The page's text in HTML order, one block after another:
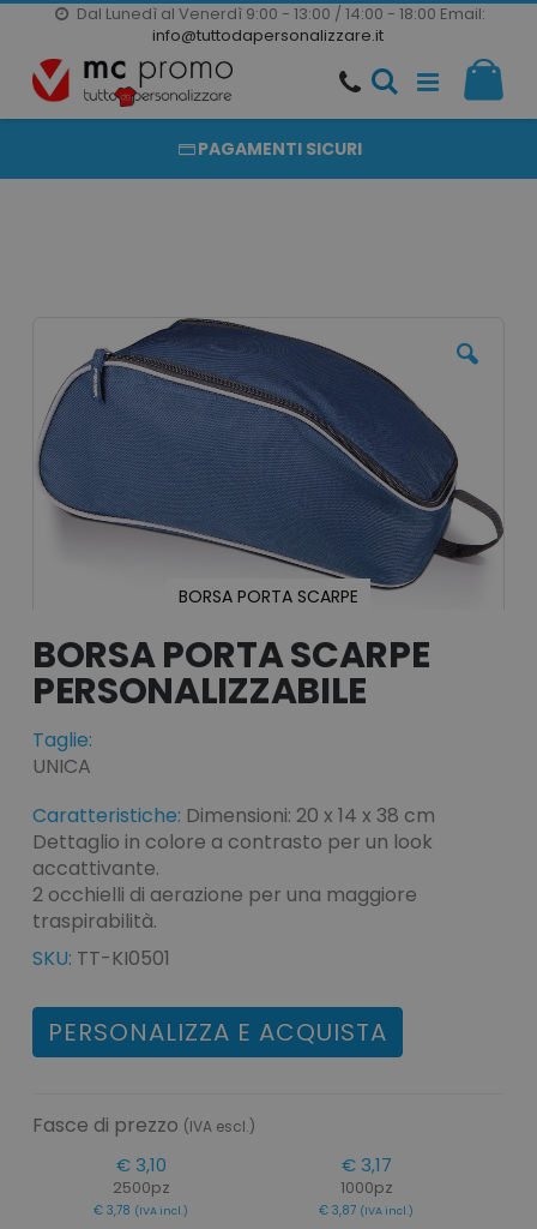
Dal Lunedì al Venerdì 9:00 - 13:00 / 14:00 - 18:00 Email:
info@tuttodapersonalizzare.it
Salta
al
contenuto
20000 PRODOTTI
PRODOTTI COMPLETAMENTE PERSONALIZZABILI
PAGAMENTI SICURI
della
galleria
di
immagini
BORSA PORTA SCARPE
all'inizio
della
galleria
di
BORSA PORTA SCARPE
Taglie:
UNICA
Caratteristiche: Dimensioni: 20 x 14 x 38 cm
Dettaglio in colore a contrasto per un look
accattivante.
2 occhielli di aerazione per una maggiore
traspirabilità.
SKU: TT-KI0501
PERSONALIZZA E ACQUISTA
Fasce di prezzo (IVA escl.)
€ 3,10
2500pz
€ 3,78 (IVA incl.)
€ 3,17
1000pz
€ 3,87 (IVA incl.)